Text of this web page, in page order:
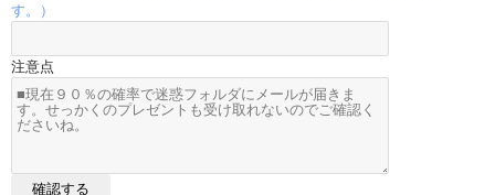
す。）
注意点